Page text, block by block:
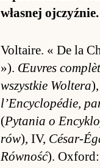
wła­snej oj­czyź­nie.
Vol­taire. « De la
»). Œuvres
wszyst­kie Wol­tera
l’En­cyc­lopédie,
(Pytania o
rów), IV, César-
Równość).